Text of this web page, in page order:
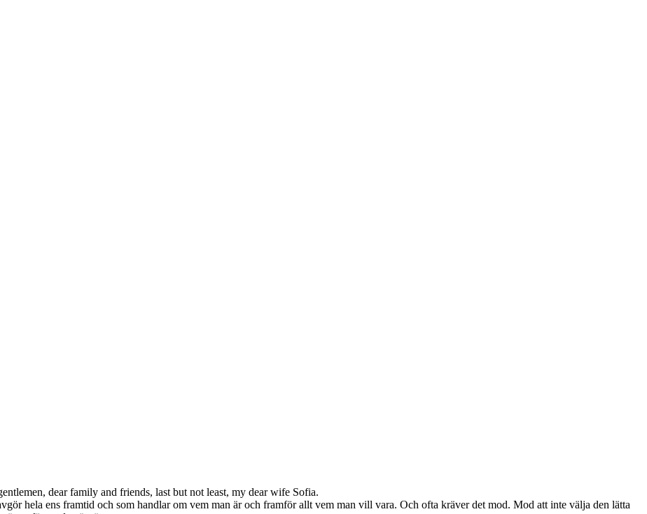
dear family and friends, last but not least, my dear wife Sofia.
hela ens framtid och som handlar om vem man är och framför allt vem man vill vara. Och ofta kräver det mod. Mod att inte välja den lätta